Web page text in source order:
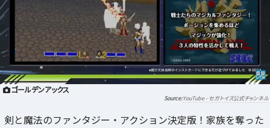
ゴールデンアックス
YouTube - セガトイズ公式チャンネル
剣と魔法のファンタジー・アクション決定版！家族を奪った